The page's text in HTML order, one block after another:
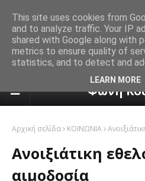
Φωνή
Αρχική σελίδα ΚΟΙΝΩΝΙΑ
Ανοιξιάτικη
αιμοδοσία
This site uses cookies from
and to analyze traffic. Your IP
shared with Google along with
metrics to ensure quality of
statistics, and to detect and
LEARN MORE